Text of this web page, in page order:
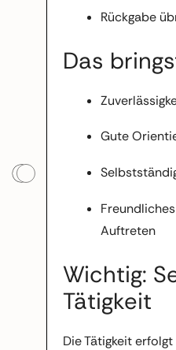
Rückgabe
Das
Gute
Auftreten
Wichtig:
Tätigkeit
Die Tätigkeit